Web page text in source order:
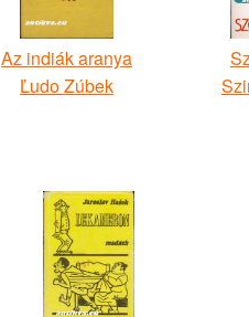
Az indiák aranya
Ľudo Zúbek